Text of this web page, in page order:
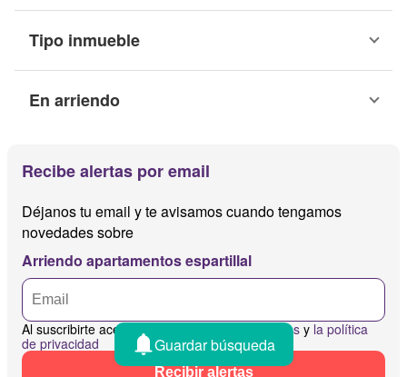
Tipo inmueble
En arriendo
Recibe alertas por email
Déjanos tu email y te avisamos cuando tengamos
novedades sobre
Arriendo apartamentos espartillal
Al suscribirte aceptas los términos y condiciones y la política
de privacidad
Recibir alertas
Guardar búsqueda